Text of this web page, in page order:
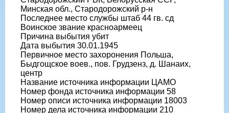
Минская обл., Стародорожский р-н
Последнее место службы штаб 44 гв. сд
Воинское звание красноармеец
Причина выбытия убит
Дата выбытия 30.01.1945
Первичное место захоронения Польша,
Быдгощское воев., пов. Грудзенз, д. Шанаих,
центр
Название источника информации ЦАМО
Номер фонда источника информации 58
Номер описи источника информации 18003
Номер дела источника информации 210